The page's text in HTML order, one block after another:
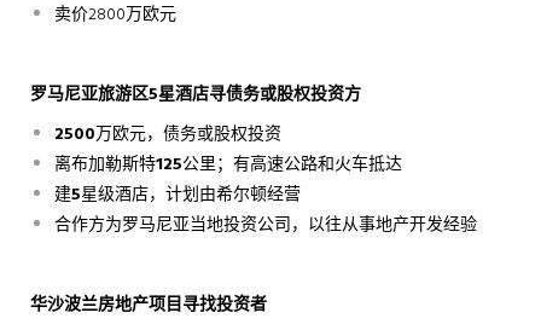
卖价2800万欧元
罗马尼亚旅游区5星酒店寻债务或股权投资方
2500万欧元，债务或股权投资
离布加勒斯特125公里；有高速公路和火车抵达
建5星级酒店，计划由希尔顿经营
合作方为罗马尼亚当地投资公司，以往从事地产开发经验
华沙波兰房地产项目寻找投资者